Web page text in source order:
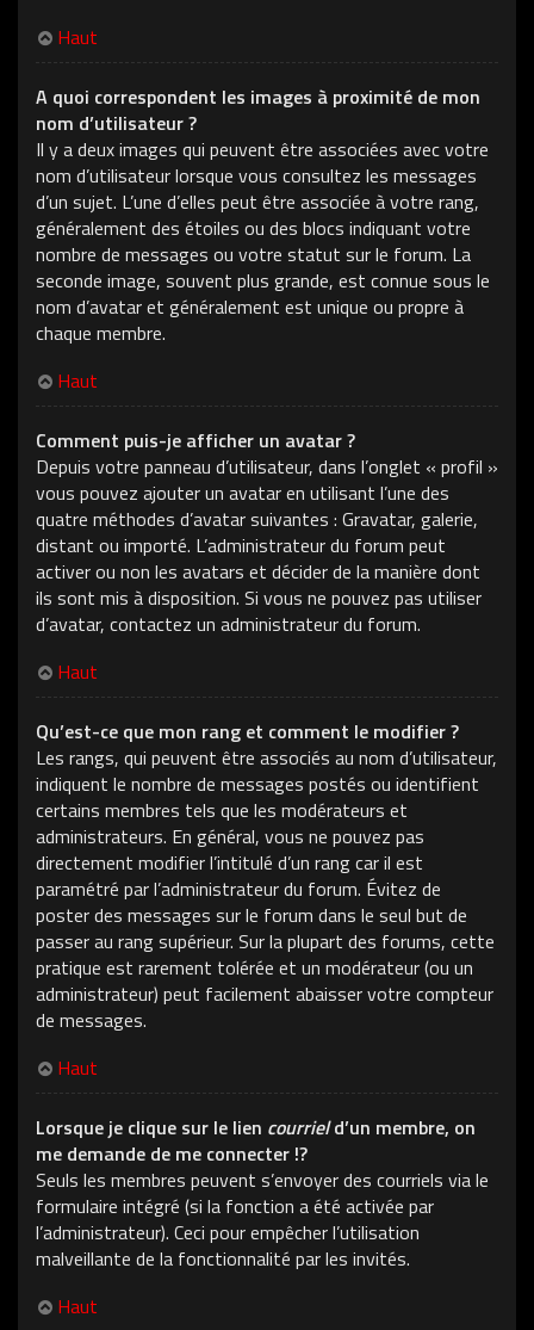
Haut
A quoi correspondent les images à proximité de mon
nom d’utilisateur ?
Il y a deux images qui peuvent être associées avec votre
nom d’utilisateur lorsque vous consultez les messages
d’un sujet. L’une d’elles peut être associée à votre rang,
généralement des étoiles ou des blocs indiquant votre
nombre de messages ou votre statut sur le forum. La
seconde image, souvent plus grande, est connue sous le
nom d’avatar et généralement est unique ou propre à
chaque membre.
Haut
Comment puis-je afficher un avatar ?
Depuis votre panneau d’utilisateur, dans l’onglet « profil »
vous pouvez ajouter un avatar en utilisant l’une des
quatre méthodes d’avatar suivantes : Gravatar, galerie,
distant ou importé. L’administrateur du forum peut
activer ou non les avatars et décider de la manière dont
ils sont mis à disposition. Si vous ne pouvez pas utiliser
d’avatar, contactez un administrateur du forum.
Haut
Qu’est-ce que mon rang et comment le modifier ?
Les rangs, qui peuvent être associés au nom d’utilisateur,
indiquent le nombre de messages postés ou identifient
certains membres tels que les modérateurs et
administrateurs. En général, vous ne pouvez pas
directement modifier l’intitulé d’un rang car il est
paramétré par l’administrateur du forum. Évitez de
poster des messages sur le forum dans le seul but de
passer au rang supérieur. Sur la plupart des forums, cette
pratique est rarement tolérée et un modérateur (ou un
administrateur) peut facilement abaisser votre compteur
de messages.
Haut
Lorsque je clique sur le lien courrield’un membre, on
me demande de me connecter !?
Seuls les membres peuvent s’envoyer des courriels via le
formulaire intégré (si la fonction a été activée par
l’administrateur). Ceci pour empêcher l’utilisation
malveillante de la fonctionnalité par les invités.
Haut